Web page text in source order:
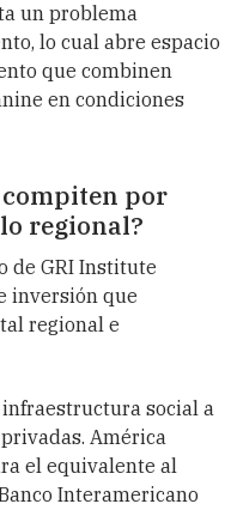
un problema
lo cual abre espacio
que combinen
en condiciones
compiten por
regional?
de GRI Institute
inversión que
regional e
social a
América
el equivalente al
Interamericano